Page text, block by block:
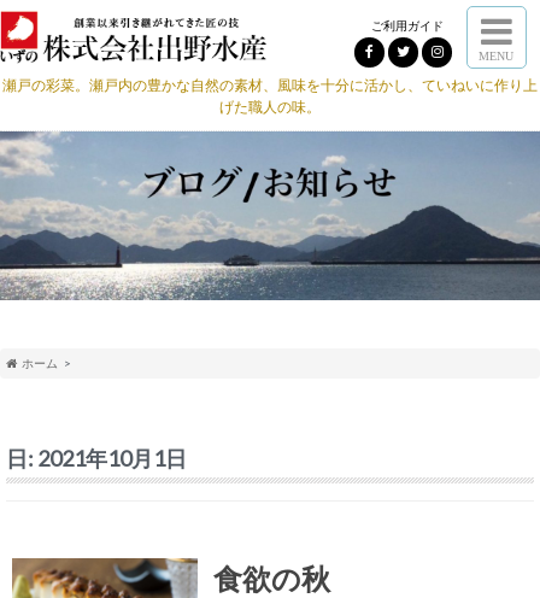
ご利用ガイド
MENU
瀬戸の彩菜。瀬戸内の豊かな自然の素材、風味を十分に活かし、ていねいに作り上
げた職人の味。
ホーム
日: 2021年10月1日
食欲の秋